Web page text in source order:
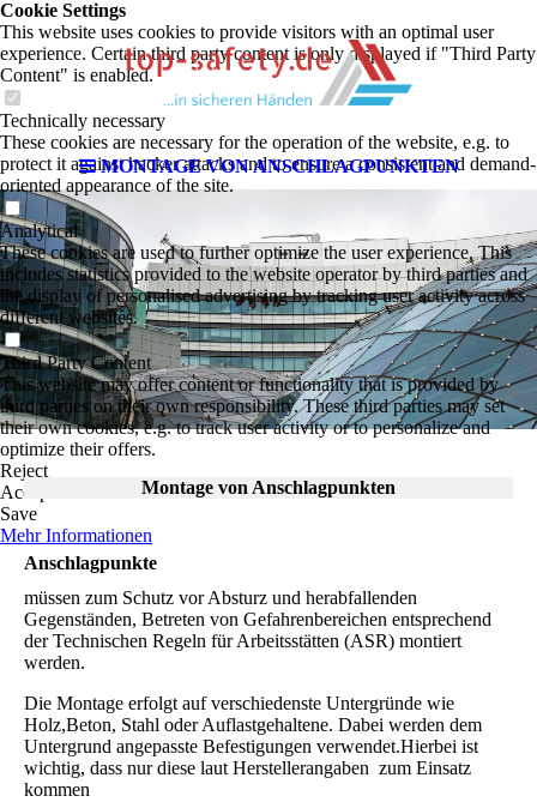
MONTAGE VON ANSCHLAG­­PUNKTEN
Montage von Anschlag­punkten
Anschlagpunkte
müssen zum Schutz vor Absturz und herabfallenden
Gegenständen, Betreten von Gefahrenbereichen entsprechend
der Technischen Regeln für Arbeitsstätten (ASR) montiert
werden.
Die Montage erfolgt auf verschiedenste Untergründe wie
Holz,Beton, Stahl oder Auflastgehaltene. Dabei werden dem
Untergrund angepasste Befestigungen verwendet.Hierbei ist
wichtig, dass nur diese laut Herstellerangaben zum Einsatz
kommen
Cookie Settings
This website uses cookies to provide visitors with an optimal user
experience. Certain third party content is only displayed if "Third Party
Content" is enabled.
Technically necessary
These cookies are necessary for the operation of the website, e.g. to
protect it against hacker attacks and to ensure a consistent and demand-
oriented appearance of the site.
Analytical
These cookies are used to further optimize the user experience. This
includes statistics provided to the website operator by third parties and
the display of personalised advertising by tracking user activity across
different websites.
Third Party Content
This website may offer content or functionality that is provided by
third parties on their own responsibility. These third parties may set
their own cookies, e.g. to track user activity or to personalize and
optimize their offers.
Reject
Accept All
Save
Mehr Informationen